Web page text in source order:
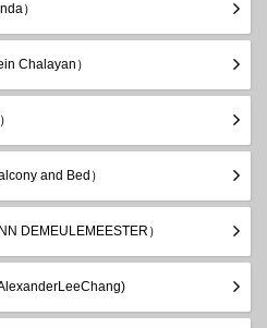
）
Chalayan）
and Bed）
DEMEULEMEESTER）